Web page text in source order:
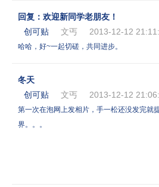
回复：欢迎新同学老朋友！
创可贴
文丐 2013-12-12
哈哈，好~一起切磋，共同进步。
冬天
创可贴
文丐 2013-12-12
第一次在泡网上发相片，手一松还没发完就
界。。。